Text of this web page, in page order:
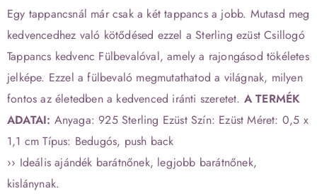
Egy tappancsnál már csak a két tappancs a jobb. Mutasd meg
kedvencedhez való kötődésed ezzel a Sterling ezüst Csillogó
Tappancs kedvenc Fülbevalóval, amely a rajongásod tökéletes
jelképe. Ezzel a fülbevaló megmutathatod a világnak, milyen
fontos az életedben a kedvenced iránti szeretet. A TERMÉK
ADATAI: Anyaga: 925 Sterling Ezüst Szín: Ezüst Méret: 0,5 x
1,1 cm Típus: Bedugós, push back
›› Ideális ajándék barátnőnek, legjobb barátnőnek,
kislánynak.